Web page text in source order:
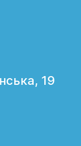
19